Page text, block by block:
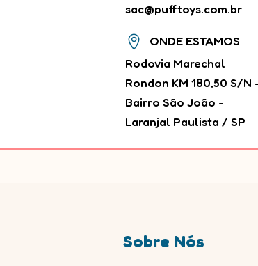
sac@pufftoys.com.br

ONDE ESTAMOS
Rodovia Marechal
Rondon KM 180,50 S/N
Bairro São João -
Laranjal Paulista / SP
Sobre Nós